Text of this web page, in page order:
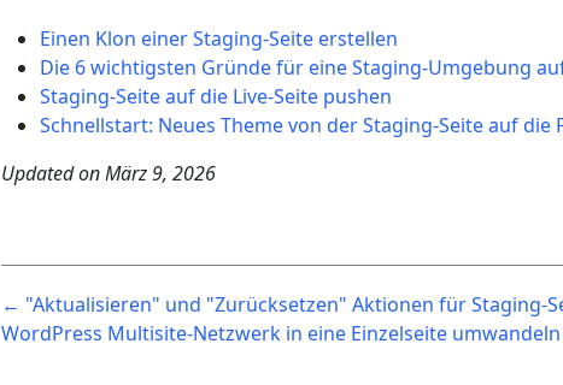
Einen Klon einer Staging-Seite erstellen
Die 6 wichtigsten Gründe für eine Staging-Umgebung
Staging-Seite auf die Live-Seite pushen
Schnellstart: Neues Theme von der Staging-Seite auf
Updated onMärz 9, 2026
Post
navigation
← "Aktualisieren" und "Zurücksetzen" Aktionen für Staging-
WordPress Multisite-Netzwerk in eine Einzelseite